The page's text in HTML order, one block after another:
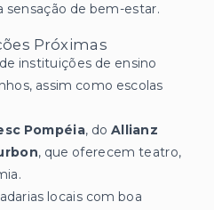
sensação de bem-estar.
Próximas
instituições de ensino
assim como escolas
Pompéia, do Allianz
, que oferecem teatro,
locais com boa